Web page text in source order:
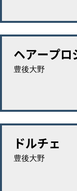
ヘアープ
豊後大野
ドルチェ
豊後大野